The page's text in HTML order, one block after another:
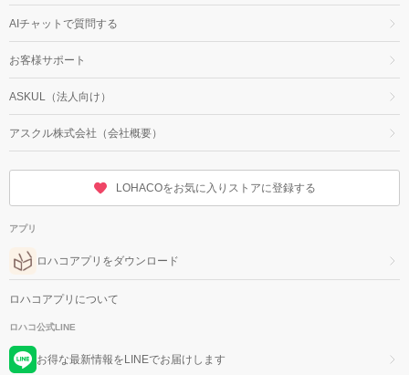
AIチャットで質問する
お客様サポート
ASKUL（法人向け）
アスクル株式会社（会社概要）
LOHACOをお気に入りストアに登録する
アプリ
ロハコアプリをダウンロード
ロハコアプリについて
ロハコ公式LINE
お得な最新情報をLINEでお届けします